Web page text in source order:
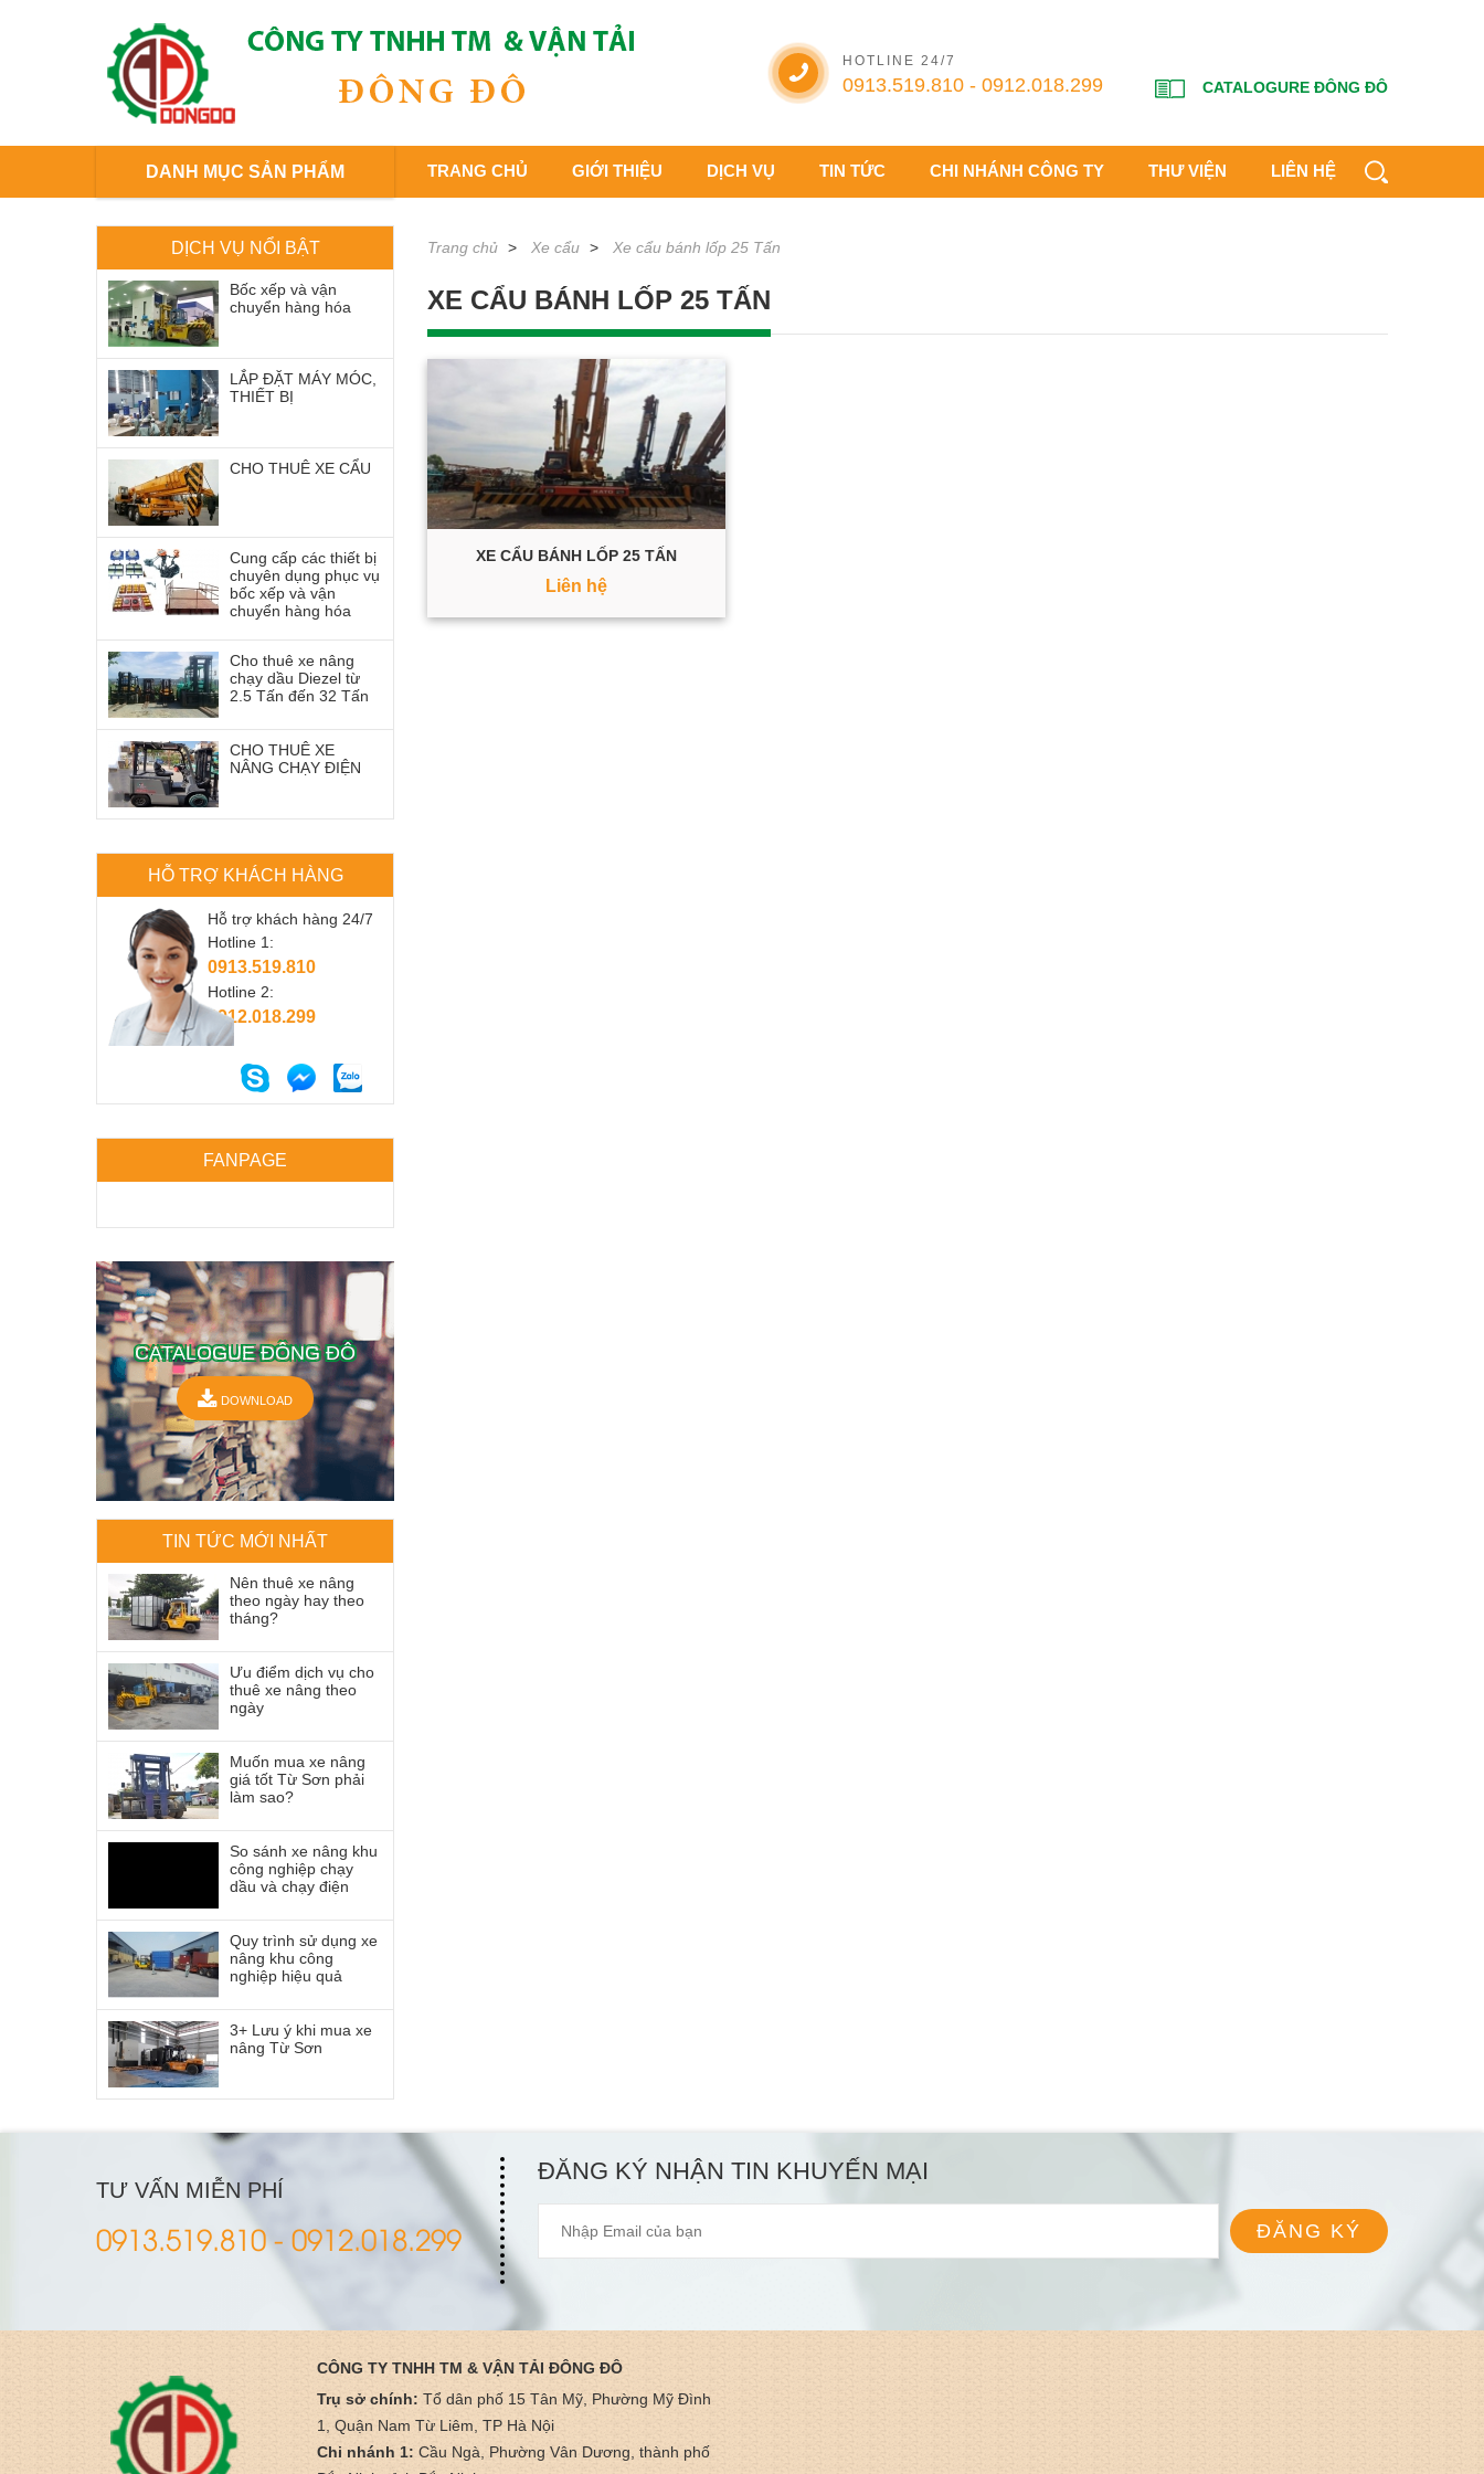
HOTLINE 24/7
0913.519.810 - 0912.018.299
DANH MỤC SẢN PHẨM TRANG CHỦ GIỚI THIỆU DỊCH VỤ TIN TỨC CHI NHÁNH CÔNG TY THƯ VIỆN LIÊN HỆ
CATALOGURE ĐÔNG ĐÔ
DỊCH VỤ NỔI BẬT
Bốc xếp và vận
chuyển hàng hóa
LẮP ĐẶT MÁY MÓC,
THIẾT BỊ
CHO THUÊ XE CẨU
Cung cấp các thiết bị
chuyên dụng phục vụ
bốc xếp và vận
chuyển hàng hóa
Cho thuê xe nâng
chạy dầu Diezel từ
2.5 Tấn đến 32 Tấn
CHO THUÊ XE
NÂNG CHẠY ĐIỆN
HỖ TRỢ KHÁCH HÀNG
Hỗ trợ khách hàng 24/7
Hotline 1:
0913.519.810
Hotline 2:
0912.018.299
FANPAGE
CATALOGUE ĐÔNG ĐÔ
DOWNLOAD
TIN TỨC MỚI NHẤT
Nên thuê xe nâng
theo ngày hay theo
tháng?
Ưu điểm dịch vụ cho
thuê xe nâng theo
ngày
Muốn mua xe nâng
giá tốt Từ Sơn phải
làm sao?
So sánh xe nâng khu
công nghiệp chạy
dầu và chạy điện
Quy trình sử dụng xe
nâng khu công
nghiệp hiệu quả
3+ Lưu ý khi mua xe
nâng Từ Sơn
Trang chủ Xe cẩu Xe cẩu bánh lốp 25 Tấn
XE CẨU BÁNH LỐP 25 TẤN
XE CẨU BÁNH LỐP 25 TẤN
Liên hệ
TƯ VẤN MIỄN PHÍ
0913.519.810 - 0912.018.299
ĐĂNG KÝ NHẬN TIN KHUYẾN MẠI
ĐĂNG KÝ
CÔNG TY TNHH TM & VẬN TẢI ĐÔNG ĐÔ
Trụ sở chính: Tổ dân phố 15 Tân Mỹ, Phường Mỹ Đình
1, Quận Nam Từ Liêm, TP Hà Nội
Chi nhánh 1: Cầu Ngà, Phường Vân Dương, thành phố